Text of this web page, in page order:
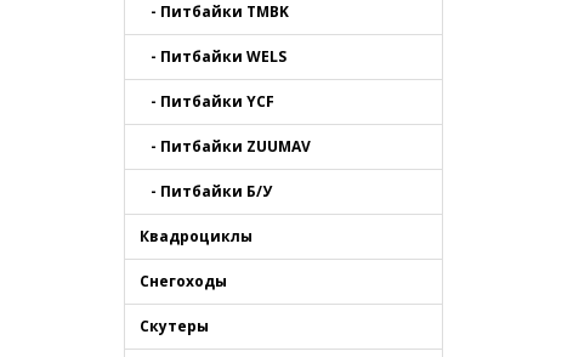
- Питбайки TMBK
- Питбайки WELS
- Питбайки YCF
- Питбайки ZUUMAV
- Питбайки Б/У
Квадроциклы
Снегоходы
Скутеры